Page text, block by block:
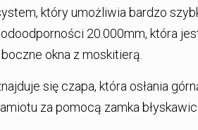
który umożliwia bardzo
20.000mm, która
okna z moskitierą.
się czapa, która osłania
za pomocą zamka